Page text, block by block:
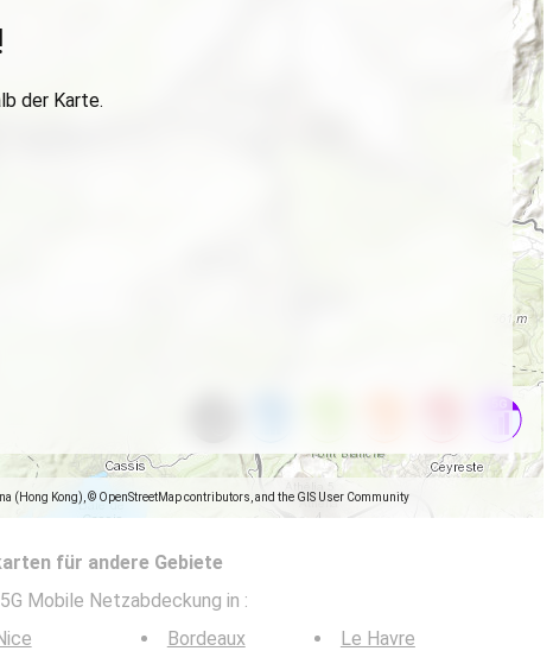
(Hong Kong), © OpenStreetMap contributors, and the GIS User Community
der Karte.
für andere Gebiete
Mobile Netzabdeckung in :
Bordeaux
Le Havre